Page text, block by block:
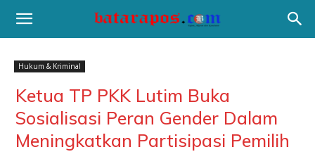
Hukum & Kriminal
Ketua TP PKK Lutim Buka
Sosialisasi Peran Gender Dalam
Meningkatkan Partisipasi Pemilih